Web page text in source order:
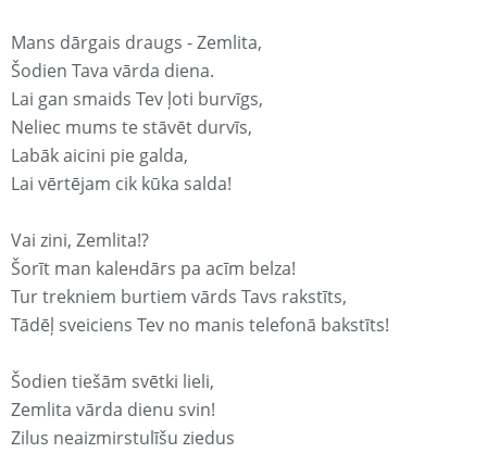
Mans dārgais draugs - Zemlita,
Šodien Tava vārda diena.
Lai gan smaids Tev ļoti burvīgs,
Neliec mums te stāvēt durvīs,
Labāk aicini pie galda,
Lai vērtējam cik kūka salda!
Vai zini, Zemlita!?
Šorīt man kaleнdārs pa acīm belza!
Tur trekniem burtiem vārds Tavs rakstīts,
Tādēļ sveiciens Tev no manis telefonā bakstīts!
Šodien tiešām svētki lieli,
Zemlita vārda dienu svin!
Zilus neaizmirstulīšu ziedus